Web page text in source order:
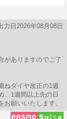
力日2026年08月08日
ありますのでご了
ねダイヤ改正の1週
、1週間以上先の日
願いいたします。